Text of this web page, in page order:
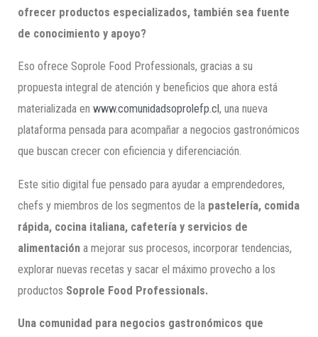
ofrecer productos especializados, también sea fuente
de conocimiento y apoyo?
Eso ofrece Soprole Food Professionals, gracias a su
propuesta integral de atención y beneficios que ahora está
materializada enwww.comunidadsoprolefp.cl, una nueva
plataforma pensada para acompañar a negocios gastronómicos
que buscan crecer con eficiencia y diferenciación.
Este sitio digital fue pensado para ayudar a emprendedores,
chefs y miembros de los segmentos de la pastelería, comida
rápida, cocina italiana, cafetería y servicios de
alimentación a mejorar sus procesos, incorporar tendencias,
explorar nuevas recetas y sacar el máximo provecho a los
productos Soprole Food Professionals.
Una comunidad para negocios gastronómicos que